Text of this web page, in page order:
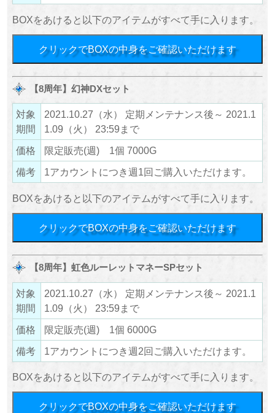
BOXをあけると以下のアイテムがすべて手に入ります。
クリックでBOXの中身をご確認いただけます
【8周年】幻神DXセット
対象
期間
2021.10.27（水） 定期メンテナンス後～ 2021.1
1.09（火） 23:59まで
価格
限定販売(週) 1個 7000G
備考
1アカウントにつき週1回ご購入いただけます。
BOXをあけると以下のアイテムがすべて手に入ります。
クリックでBOXの中身をご確認いただけます
【8周年】虹色ルーレットマネーSPセット
対象
期間
2021.10.27（水） 定期メンテナンス後～ 2021.1
1.09（火） 23:59まで
価格
限定販売(週) 1個 6000G
備考
1アカウントにつき週2回ご購入いただけます。
BOXをあけると以下のアイテムがすべて手に入ります。
クリックでBOXの中身をご確認いただけます